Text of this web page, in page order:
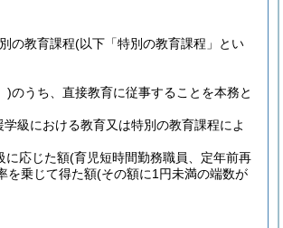
の教育課程(以下「特別の教育課程」とい
)のうち、直接教育に従事することを本務と
級における教育又は特別の教育課程によ
に応じた額(育児短時間勤務職員、定年前再
を乗じて得た額(その額に1円未満の端数が